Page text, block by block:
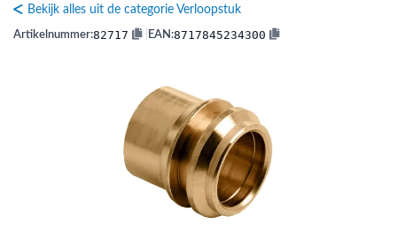
(Expansievaten)
(Flexibele slangen)
(Hemelwaterafvoer & riolering)
Bekijk alles uit de categorie Verloopstuk
Artikelnummer:82717 EAN:8717845234300